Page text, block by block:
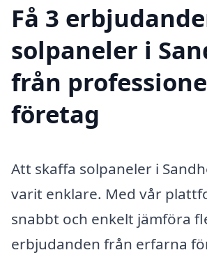
Få 3
solpaneler i
från
företag
Att skaffa solpaneler i
varit enklare. Med vår
snabbt och enkelt jämföra
erbjudanden från erfarna